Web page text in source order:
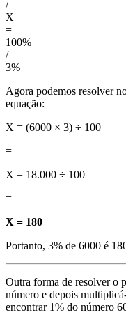
/
X
=
100%
/
3%
Agora podemos resolver
equação:
X = (6000 × 3) ÷ 100
=
X = 18.000 ÷ 100
=
X = 180
Portanto, 3% de 6000 é
Outra forma de resolver o
número e depois
encontrar 1% do número